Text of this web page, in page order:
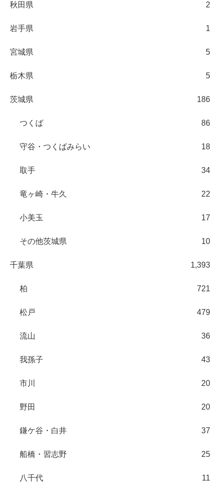
秋田県 2
岩手県 1
宮城県 5
栃木県 5
茨城県 186
つくば 86
守谷・つくばみらい 18
取手 34
竜ヶ崎・牛久 22
小美玉 17
その他茨城県 10
千葉県 1,393
柏 721
松戸 479
流山 36
我孫子 43
市川 20
野田 20
鎌ケ谷・白井 37
船橋・習志野 25
八千代 11